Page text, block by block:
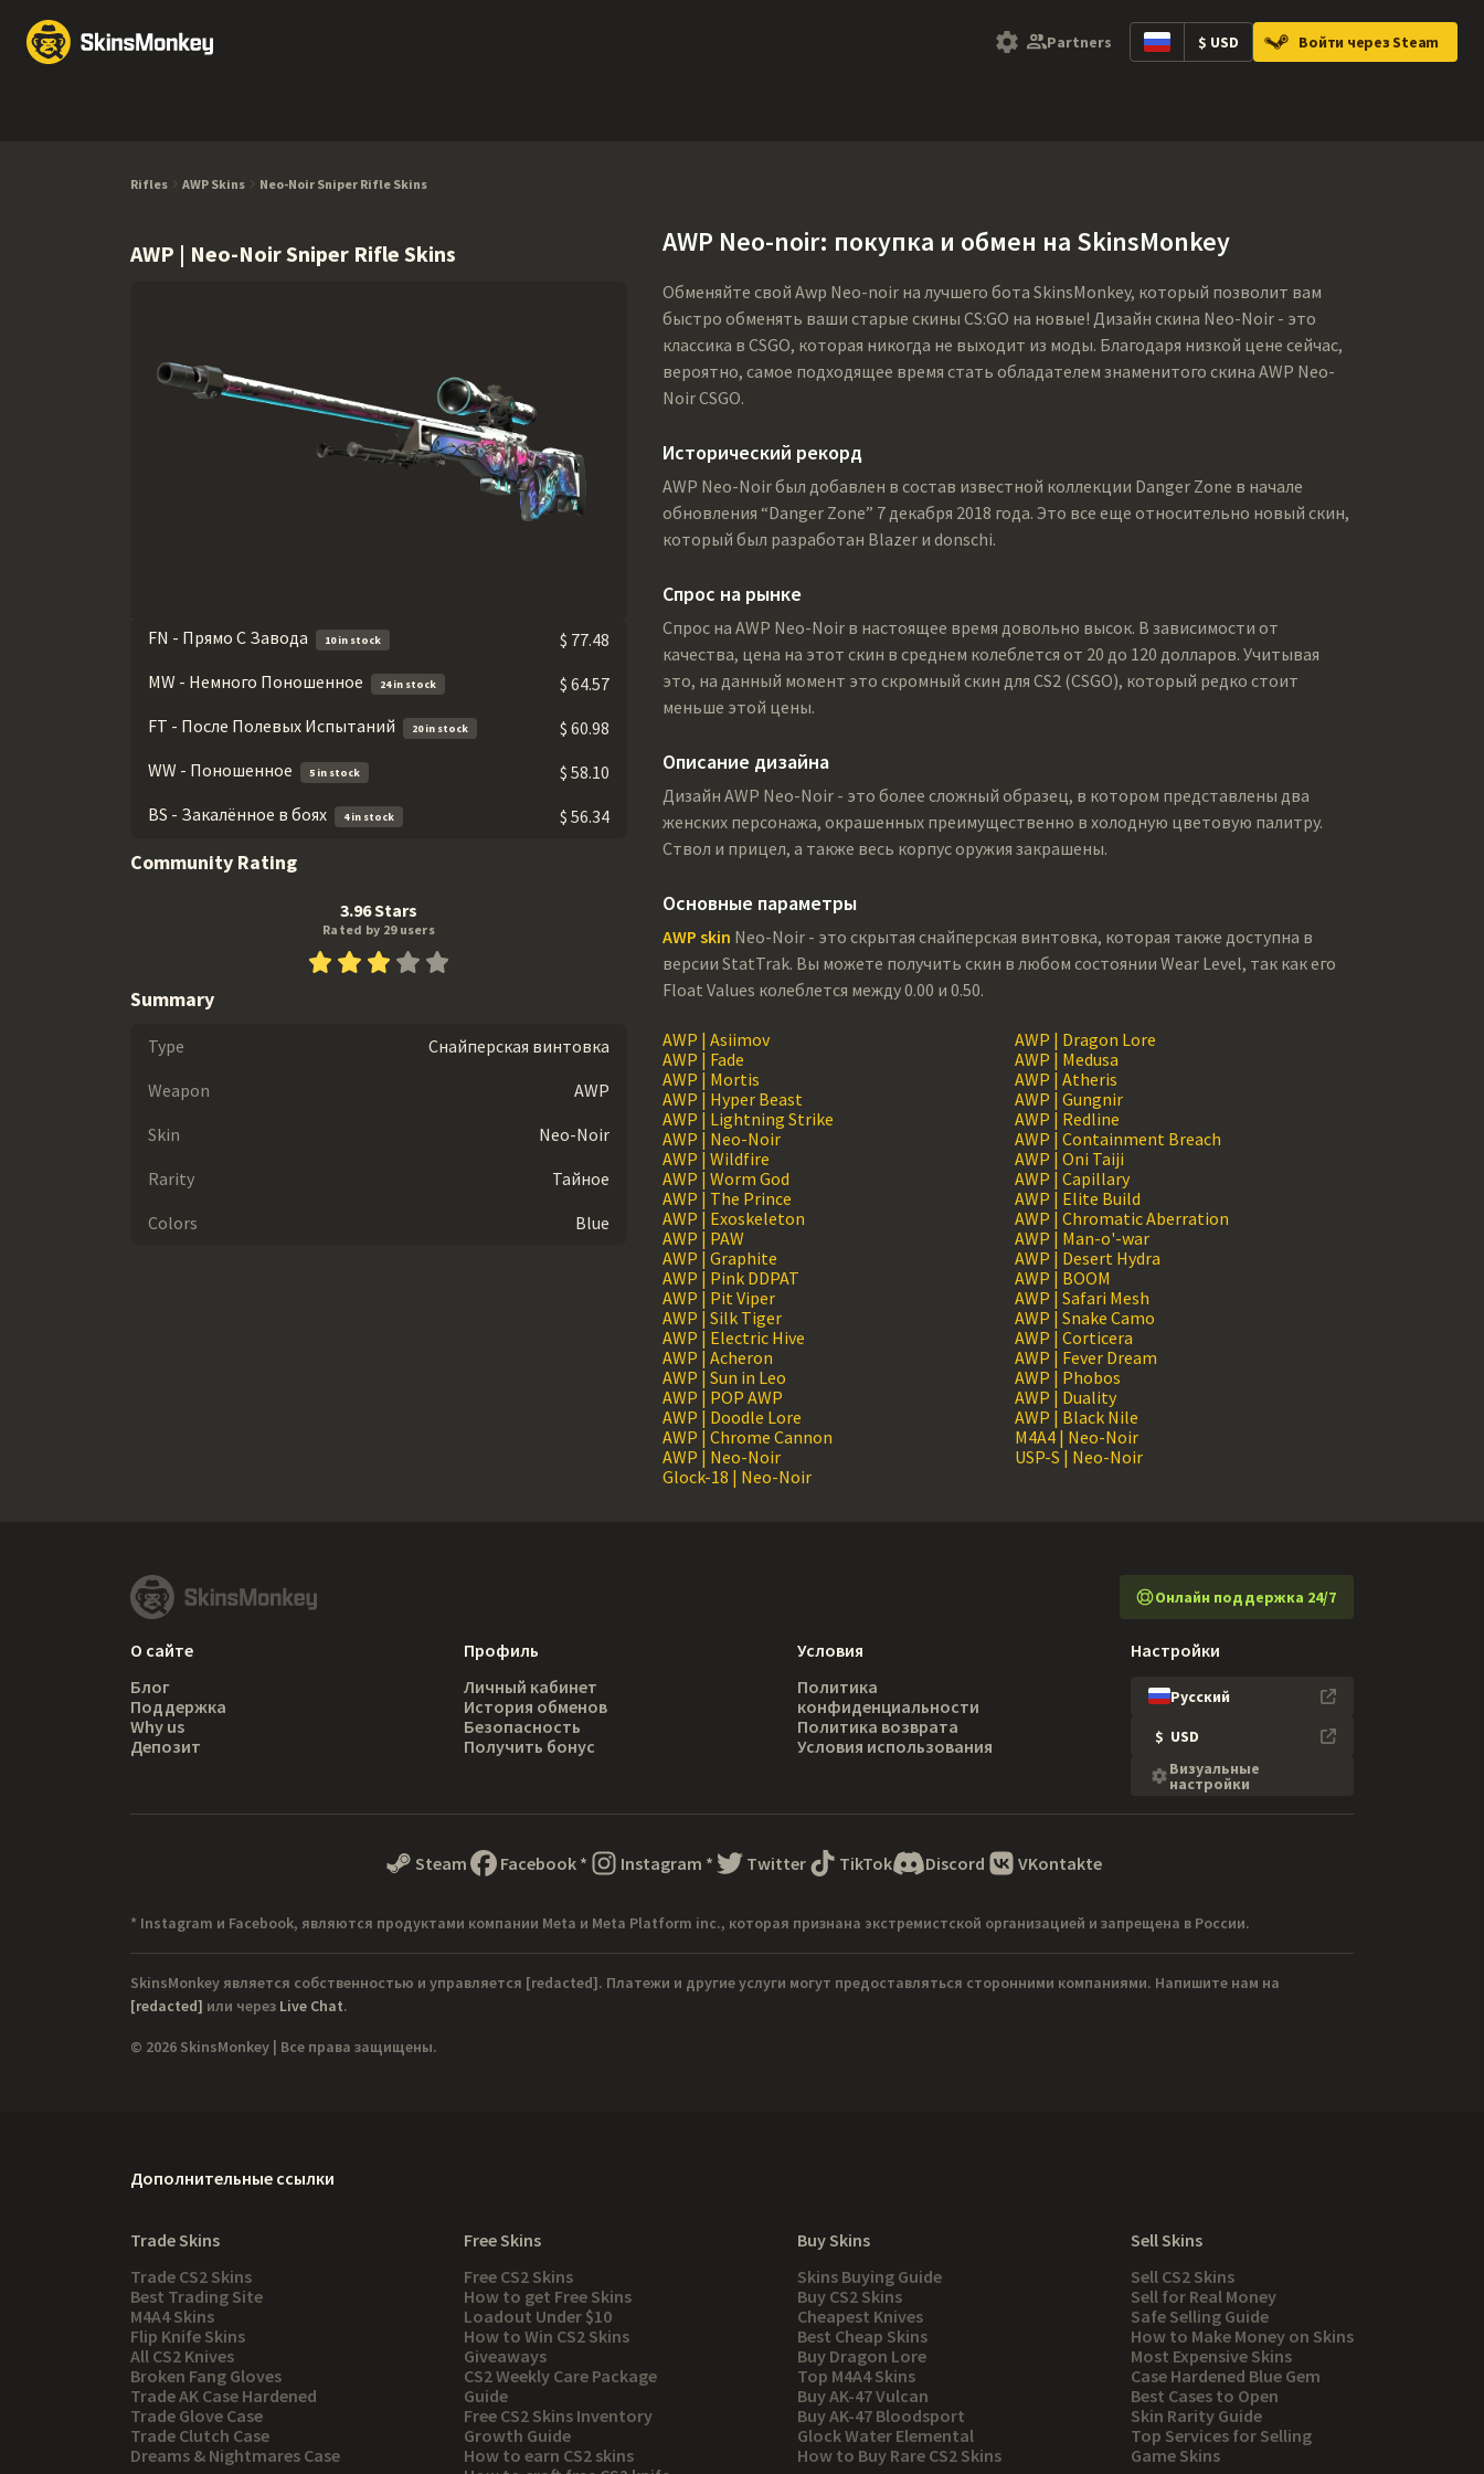
Partners $ USD Войти через Steam
Rifles AWP Skins Neo-Noir Sniper Rifle Skins
AWP | Neo-Noir Sniper Rifle Skins
FN - Прямо С Завода 10 in stock
$ 77.48
MW - Немного Поношенное
24 in stock
$ 64.57
FT - После Полевых Испытаний
20 in stock
$ 60.98
WW - Поношенное
5 in stock
$ 58.10
BS - Закалённое в боях
4 in stock $ 56.34
Community Rating
3.96 Stars
Rated by 29 users
Summary
Type
Снайперская винтовка
Weapon
AWP
Skin
Neo-Noir
Rarity
Тайное
Colors
Blue
AWP Neo-noir: покупка и обмен на SkinsMonkey
Обменяйте свой Awp Neo-noir на лучшего бота SkinsMonkey, который позволит вам
быстро обменять ваши старые скины CS:GO на новые! Дизайн скина Neo-Noir - это
классика в CSGO, которая никогда не выходит из моды. Благодаря низкой цене сейчас,
вероятно, самое подходящее время стать обладателем знаменитого скина AWP Neo-
Noir CSGO.
Исторический рекорд
AWP Neo-Noir был добавлен в состав известной коллекции Danger Zone в начале
обновления “Danger Zone” 7 декабря 2018 года. Это все еще относительно новый скин,
который был разработан Blazer и donschi.
Спрос на рынке
Спрос на AWP Neo-Noir в настоящее время довольно высок. В зависимости от
качества, цена на этот скин в среднем колеблется от 20 до 120 долларов. Учитывая
это, на данный момент это скромный скин для CS2 (CSGO), который редко стоит
меньше этой цены.
Описание дизайна
Дизайн AWP Neo-Noir - это более сложный образец, в котором представлены два
женских персонажа, окрашенных преимущественно в холодную цветовую палитру.
Ствол и прицел, а также весь корпус оружия закрашены.
Основные параметры
AWP skin Neo-Noir - это скрытая снайперская винтовка, которая также доступна в
версии StatTrak. Вы можете получить скин в любом состоянии Wear Level, так как его
Float Values колеблется между 0.00 и 0.50.
AWP | Asiimov
AWP | Dragon Lore
AWP | Fade
AWP | Medusa
AWP | Mortis
AWP | Atheris
AWP | Hyper Beast
AWP | Gungnir
AWP | Lightning Strike
AWP | Redline
AWP | Neo-Noir
AWP | Containment Breach
AWP | Wildfire
AWP | Oni Taiji
AWP | Worm God
AWP | Capillary
AWP | The Prince
AWP | Elite Build
AWP | Exoskeleton
AWP | Chromatic Aberration
AWP | PAW
AWP | Man-o'-war
AWP | Graphite
AWP | Desert Hydra
AWP | Pink DDPAT
AWP | BOOM
AWP | Pit Viper
AWP | Safari Mesh
AWP | Silk Tiger
AWP | Snake Camo
AWP | Electric Hive
AWP | Corticera
AWP | Acheron
AWP | Fever Dream
AWP | Sun in Leo
AWP | Phobos
AWP | POP AWP
AWP | Duality
AWP | Doodle Lore
AWP | Black Nile
AWP | Chrome Cannon
M4A4 | Neo-Noir
AWP | Neo-Noir
USP-S | Neo-Noir
Glock-18 | Neo-Noir
Онлайн поддержка 24/7
О сайте
Блог
Поддержка
Why us
Депозит
Профиль
Личный кабинет
История обменов
Безопасность
Получить бонус
Условия
Политика
конфиденциальности
Политика возврата
Условия использования
Настройки
Русский
$ USD
Визуальные
настройки
Steam Facebook * Instagram * Twitter TikTok Discord VKontakte
* Instagram и Facebook, являются продуктами компании Meta и Meta Platform inc., которая признана экстремистской организацией и запрещена в России.
SkinsMonkey является собственностью и управляется [redacted]. Платежи и другие услуги могут предоставляться сторонними компаниями. Напишите нам на
[redacted] или через Live Chat.
© 2026 SkinsMonkey | Все права защищены.
Дополнительные ссылки
Trade Skins
Trade CS2 Skins
Best Trading Site
M4A4 Skins
Flip Knife Skins
All CS2 Knives
Broken Fang Gloves
Trade AK Case Hardened
Trade Glove Case
Trade Clutch Case
Dreams & Nightmares Case
Free Skins
Free CS2 Skins
How to get Free Skins
Loadout Under $10
How to Win CS2 Skins
Giveaways
CS2 Weekly Care Package
Guide
Free CS2 Skins Inventory
Growth Guide
How to earn CS2 skins
Buy Skins
Skins Buying Guide
Buy CS2 Skins
Cheapest Knives
Best Cheap Skins
Buy Dragon Lore
Top M4A4 Skins
Buy AK-47 Vulcan
Buy AK-47 Bloodsport
Glock Water Elemental
How to Buy Rare CS2 Skins
Sell Skins
Sell CS2 Skins
Sell for Real Money
Safe Selling Guide
How to Make Money on Skins
Most Expensive Skins
Case Hardened Blue Gem
Best Cases to Open
Skin Rarity Guide
Top Services for Selling
Game Skins